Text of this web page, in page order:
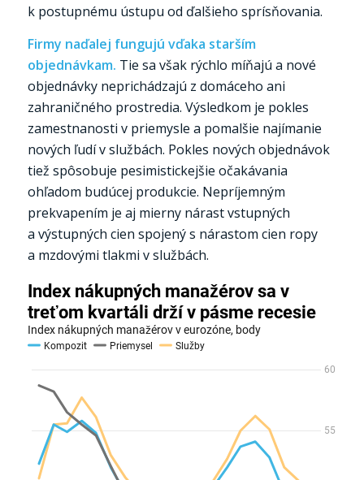
k postupnému ústupu od ďalšieho sprísňovania.
Firmy naďalej fungujú vďaka starším
objednávkam. Tie sa však rýchlo míňajú a nové
objednávky neprichádzajú z domáceho ani
zahraničného prostredia. Výsledkom je pokles
zamestnanosti v priemysle a pomalšie najímanie
nových ľudí v službách. Pokles nových objednávok
tiež spôsobuje pesimistickejšie očakávania
ohľadom budúcej produkcie. Nepríjemným
prekvapením je aj mierny nárast vstupných
a výstupných cien spojený s nárastom cien ropy
a mzdovými tlakmi v službách.